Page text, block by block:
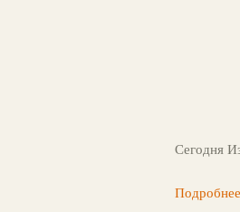
Сегодня